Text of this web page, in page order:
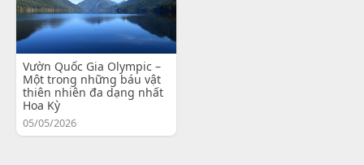
Vườn Quốc Gia Olympic –
Một trong những báu vật
thiên nhiên đa dạng nhất
Hoa Kỳ
05/05/2026